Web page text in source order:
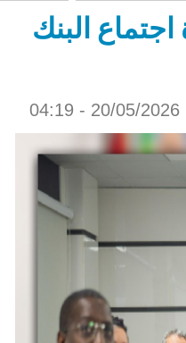
نقابة المهن
موريتانيا: ما
للفنانين؟
رحيل الفنان
ناشط يهاجم
الاحتفاء